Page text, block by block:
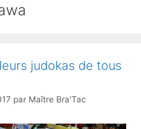
judokas de tous
par Maître Bra'Tac